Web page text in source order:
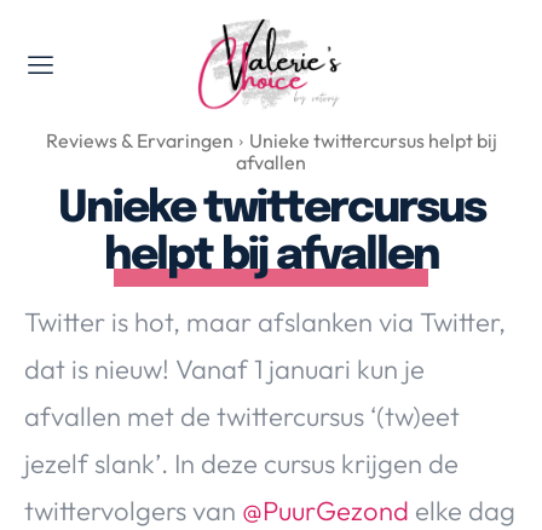
Valerie's Topics
Travel & Culture
Food & Drinks
Happyness & Opmerkelijk
Lifestyle, Sport & Duurzaamheid
Health & Beauty
Huis & Tuin
Nieuws & Media
Reviews & Ervaringen
Unieke twittercursus helpt bij
afvallen
Unieke twittercursus
helpt bij afvallen
Twitter is hot, maar afslanken via Twitter,
dat is nieuw! Vanaf 1 januari kun je
afvallen met de twittercursus ‘(tw)eet
jezelf slank’. In deze cursus krijgen de
twittervolgers van @PuurGezond elke dag